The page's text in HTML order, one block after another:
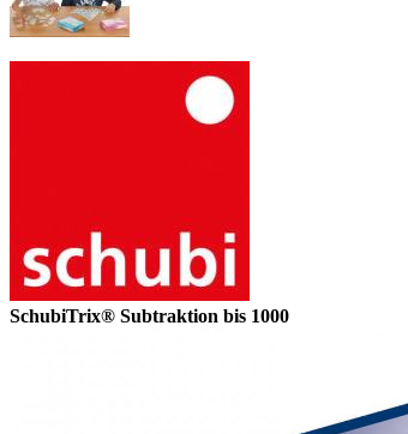
SchubiTrix® Subtraktion bis 1000